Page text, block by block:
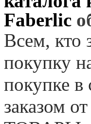
Faberlic
Всем, кто
покупку
покупке
заказом